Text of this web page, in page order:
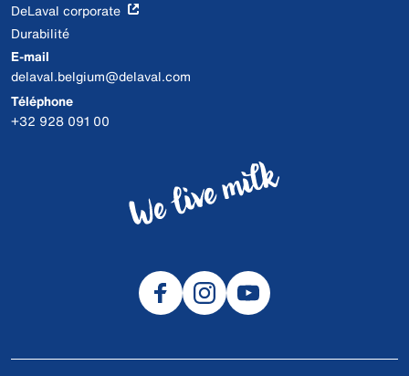
DeLaval corporate
Durabilité
E-mail
delaval.belgium@delaval.com
Téléphone
+32 928 091 00